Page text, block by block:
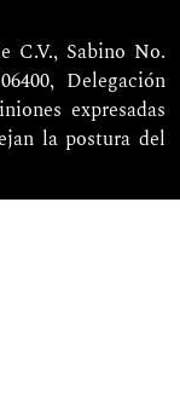
C.V., Sabino No.
Delegación
expresadas
la postura del